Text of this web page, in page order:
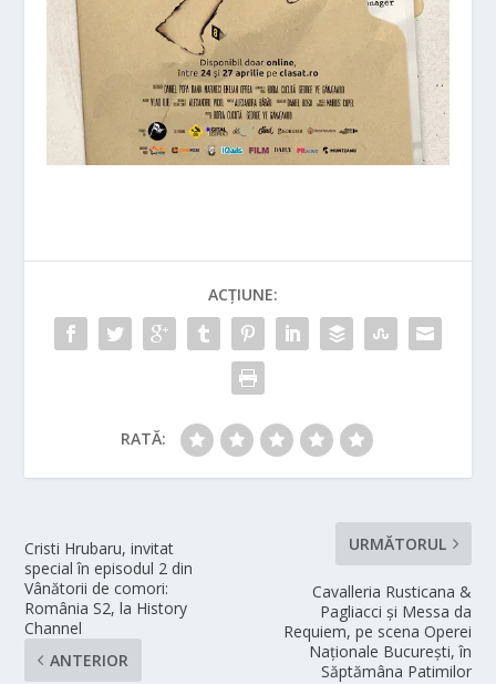
ACȚIUNE:
RATĂ:
Cristi Hrubaru, invitat
special în episodul 2 din
Vânătorii de comori:
România S2, la History
Channel
ANTERIOR
URMĂTORUL
Cavalleria Rusticana &
Pagliacci și Messa da
Requiem, pe scena Operei
Naționale București, în
Săptămâna Patimilor